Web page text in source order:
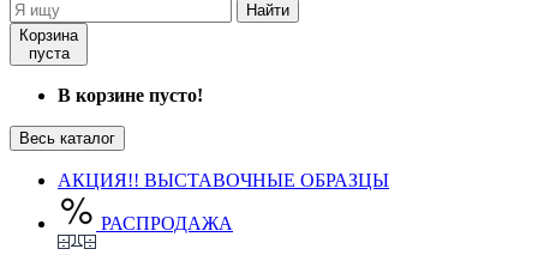
Найти
Корзина
пуста
В корзине пусто!
Весь каталог
АКЦИЯ!! ВЫСТАВОЧНЫЕ ОБРАЗЦЫ
РАСПРОДАЖА